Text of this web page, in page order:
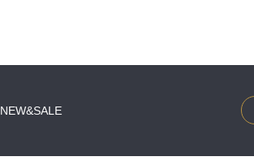
NEW&SALE